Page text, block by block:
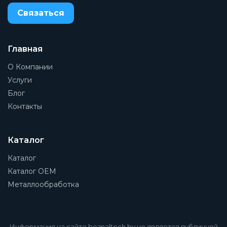
Материал корпуса
Тип резьбы
Монтажный шаг
Присоединение 1
Присоединение 2
Присоединение 3
Связаться
Главная
О Компании
Услуги
Блог
Контакты
Каталог
Каталог
Каталог OEM
Металлообработка